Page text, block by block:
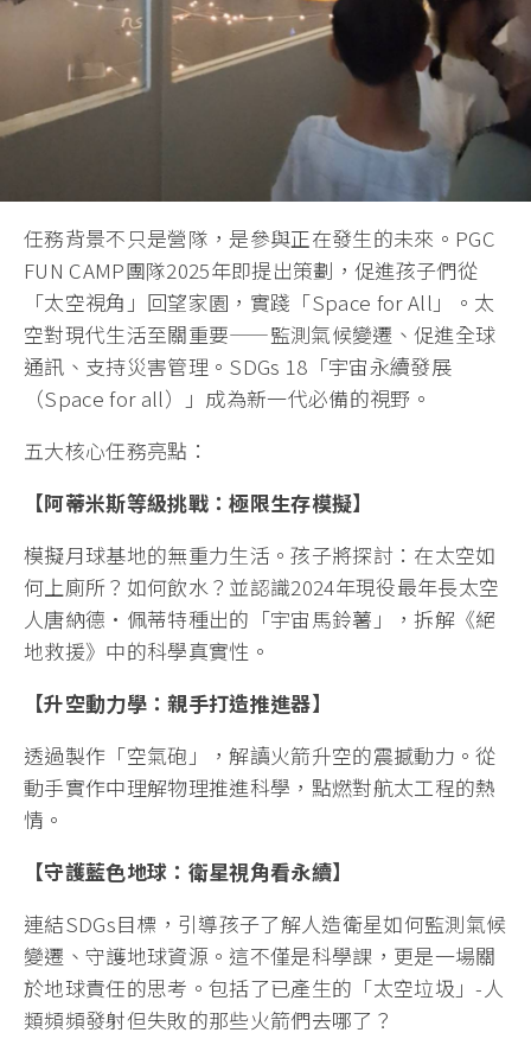
任務背景不只是營隊，是參與正在發生的未來。PGC
FUN CAMP團隊2025年即提出策劃，促進孩子們從
「太空視角」回望家園，實踐「Space for All」。太
空對現代生活至關重要——監測氣候變遷、促進全球
通訊、支持災害管理。SDGs 18「宇宙永續發展
（Space for all）」成為新一代必備的視野。
五大核心任務亮點：
【阿蒂米斯等級挑戰：極限生存模擬】
模擬月球基地的無重力生活。孩子將探討：在太空如
何上廁所？如何飲水？並認識2024年現役最年長太空
人唐納德·佩蒂特種出的「宇宙馬鈴薯」，拆解《絕
地救援》中的科學真實性。
【升空動力學：親手打造推進器】
透過製作「空氣砲」，解讀火箭升空的震撼動力。從
動手實作中理解物理推進科學，點燃對航太工程的熱
情。
【守護藍色地球：衛星視角看永續】
連結SDGs目標，引導孩子了解人造衛星如何監測氣候
變遷、守護地球資源。這不僅是科學課，更是一場關
於地球責任的思考。包括了已產生的「太空垃圾」-人
類頻頻發射但失敗的那些火箭們去哪了？